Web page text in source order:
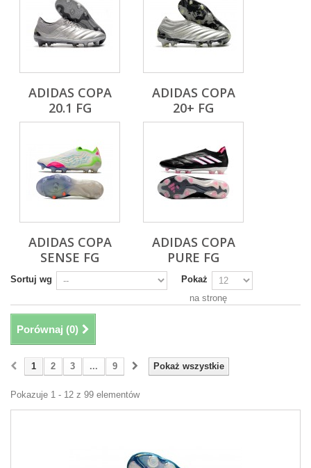
ADIDAS COPA
20.1 FG
ADIDAS COPA
20+ FG
ADIDAS COPA
SENSE FG
ADIDAS COPA
PURE FG
Sortuj wg
Pokaż
na stronę
Porównaj (0)
Pokaż wszystkie
1 2 3 ... 9
Pokazuje 1 - 12 z 99 elementów